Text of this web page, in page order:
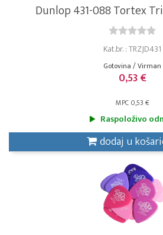
Dunlop 431-088 Tortex
Kat.br. : TRZJD431
Gotovina / Virman
0,53 €
MPC 0,53 €
Raspoloživo
dodaj u